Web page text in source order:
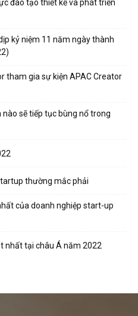
đào tạo thiết kế và phát triển
kỷ niệm 11 năm ngày thành
tham gia sự kiện APAC Creator
sẽ tiếp tục bùng nổ trong
thường mắc phải
của doanh nghiệp start-up
nhất tại châu Á năm 2022